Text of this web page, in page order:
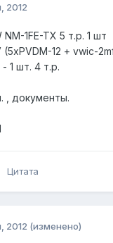
2012
1FE-TX 5 т.р. 1 шт
(5xPVDM-12 + vwic-
1 шт. 4 т.р.
, документы.
Цитата
2012 (изменено)